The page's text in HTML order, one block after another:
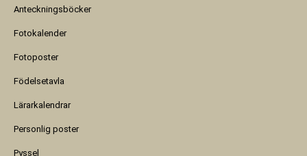
Anteckningsböcker
Fotokalender
Fotoposter
Födelsetavla
Lärarkalendrar
Personlig poster
Pyssel